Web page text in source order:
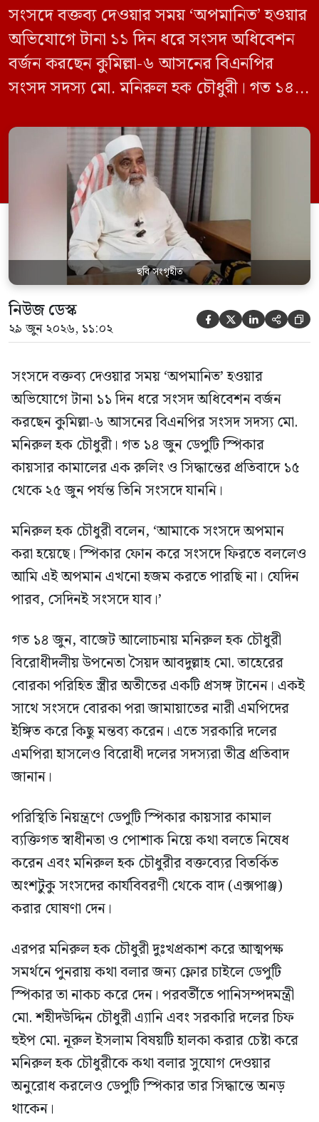
সংসদে বক্তব্য দেওয়ার সময় ‘অপমানিত’ হওয়ার
অভিযোগে টানা ১১ দিন ধরে সংসদ অধিবেশন
বর্জন করছেন কুমিল্লা-৬ আসনের বিএনপির
সংসদ সদস্য মো. মনিরুল হক চৌধুরী। গত ১৪
রুলিং ও সিদ্ধান্তের প্রতিবাদে ১৫ থেকে ২৫ জুন
পর্যন্ত তিনি সংসদে যাননি। মনিরুল হক চৌধুরী
বলেন, ‘আমাকে সংসদে অপমান করা হয়েছে।
স্পিকার ফোন […]
ছবি সংগৃহীত
নিউজ ডেস্ক
২৯ জুন ২০২৬, ১১:০২     
সংসদে বক্তব্য দেওয়ার সময় ‘অপমানিত’ হওয়ার
অভিযোগে টানা ১১ দিন ধরে সংসদ অধিবেশন বর্জন
করছেন কুমিল্লা-৬ আসনের বিএনপির সংসদ সদস্য মো.
মনিরুল হক চৌধুরী। গত ১৪ জুন ডেপুটি স্পিকার
কায়সার কামালের এক রুলিং ও সিদ্ধান্তের প্রতিবাদে ১৫
থেকে ২৫ জুন পর্যন্ত তিনি সংসদে যাননি।
মনিরুল হক চৌধুরী বলেন, ‘আমাকে সংসদে অপমান
করা হয়েছে। স্পিকার ফোন করে সংসদে ফিরতে বললেও
আমি এই অপমান এখনো হজম করতে পারছি না। যেদিন
পারব, সেদিনই সংসদে যাব।’
গত ১৪ জুন, বাজেট আলোচনায় মনিরুল হক চৌধুরী
বিরোধীদলীয় উপনেতা সৈয়দ আবদুল্লাহ মো. তাহেরের
বোরকা পরিহিত স্ত্রীর অতীতের একটি প্রসঙ্গ টানেন। একই
সাথে সংসদে বোরকা পরা জামায়াতের নারী এমপিদের
ইঙ্গিত করে কিছু মন্তব্য করেন। এতে সরকারি দলের
এমপিরা হাসলেও বিরোধী দলের সদস্যরা তীব্র প্রতিবাদ
জানান।
পরিস্থিতি নিয়ন্ত্রণে ডেপুটি স্পিকার কায়সার কামাল
ব্যক্তিগত স্বাধীনতা ও পোশাক নিয়ে কথা বলতে নিষেধ
করেন এবং মনিরুল হক চৌধুরীর বক্তব্যের বিতর্কিত
অংশটুকু সংসদের কার্যবিবরণী থেকে বাদ (এক্সপাঞ্জ)
করার ঘোষণা দেন।
এরপর মনিরুল হক চৌধুরী দুঃখপ্রকাশ করে আত্মপক্ষ
সমর্থনে পুনরায় কথা বলার জন্য ফ্লোর চাইলে ডেপুটি
স্পিকার তা নাকচ করে দেন। পরবর্তীতে পানিসম্পদমন্ত্রী
মো. শহীদউদ্দিন চৌধুরী এ্যানি এবং সরকারি দলের চিফ
হুইপ মো. নূরুল ইসলাম বিষয়টি হালকা করার চেষ্টা করে
মনিরুল হক চৌধুরীকে কথা বলার সুযোগ দেওয়ার
অনুরোধ করলেও ডেপুটি স্পিকার তার সিদ্ধান্তে অনড়
থাকেন।